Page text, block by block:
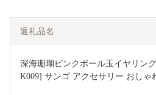
返礼品名
深海珊瑚ピンクボール玉イヤリン
K009] サンゴ アクセサリー おしゃ